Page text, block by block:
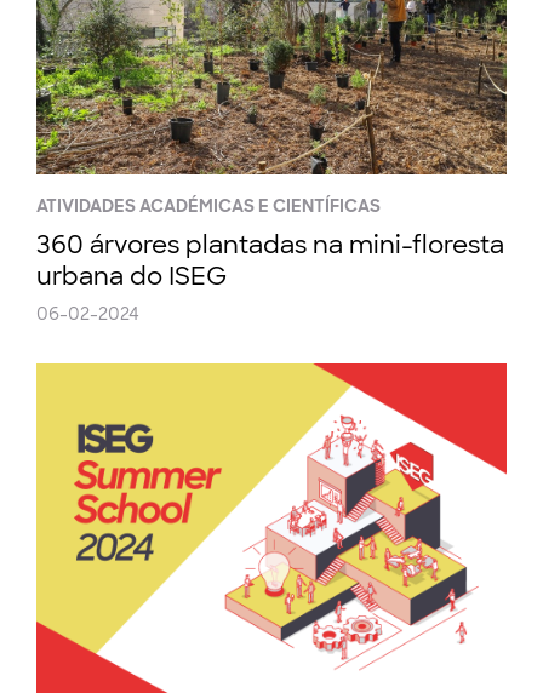
ATIVIDADES ACADÉMICAS E CIENTÍFICAS
360 árvores plantadas na mini-floresta
urbana do ISEG
06-02-2024